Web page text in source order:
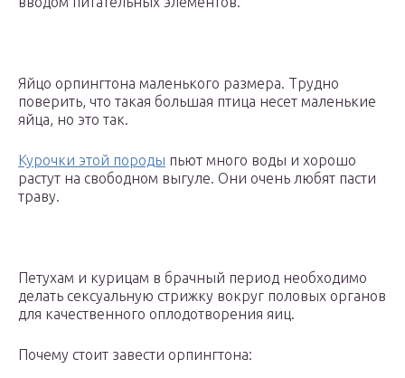
Яйцо орпингтона маленького размера. Трудно
поверить, что такая большая птица несет маленькие
яйца, но это так.
Курочки этой породы пьют много воды и хорошо
растут на свободном выгуле. Они очень любят пасти
траву.
Петухам и курицам в брачный период необходимо
делать сексуальную стрижку вокруг половых органов
для качественного оплодотворения яиц.
Почему стоит завести орпингтона: